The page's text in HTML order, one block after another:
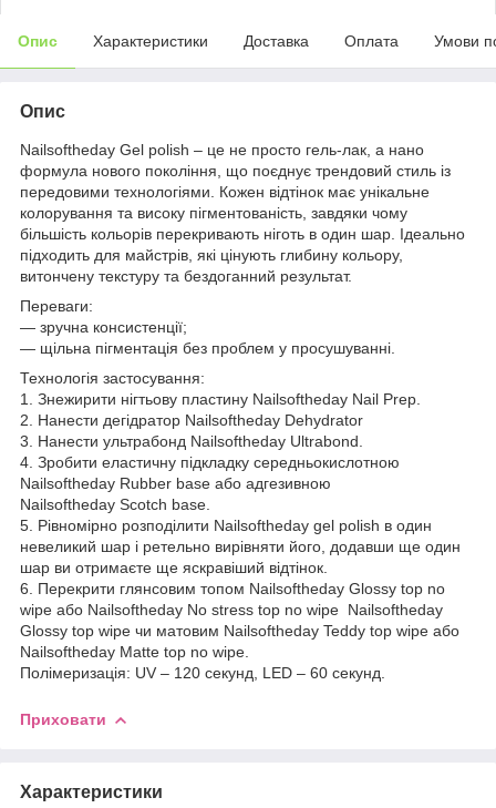
Опис Характеристики Доставка Оплата Умови
Опис
Nailsoftheday Gel polish – це не просто гель-лак, а нано
формула нового покоління, що поєднує трендовий стиль із
передовими технологіями. Кожен відтінок має унікальне
колорування та високу пігментованість, завдяки чому
більшість кольорів перекривають ніготь в один шар. Ідеально
підходить для майстрів, які цінують глибину кольору,
витончену текстуру та бездоганний результат.
Переваги:
— зручна консистенції;
— щільна пігментація без проблем у просушуванні.
Технологія застосування:
1. Знежирити нігтьову пластину Nailsoftheday Nail Prep.
2. Нанести дегідратор Nailsoftheday Dehydrator
3. Нанести ультрабонд Nailsoftheday Ultrabond.
4. Зробити еластичну підкладку середньокислотною
Nailsoftheday Rubber base або адгезивною
Nailsoftheday Scotch base.
5. Рівномірно розподілити Nailsoftheday gel polish в один
невеликий шар і ретельно вирівняти його, додавши ще один
шар ви отримаєте ще яскравіший відтінок.
6. Перекрити глянсовим топом Nailsoftheday Glossy top no
wipe або Nailsoftheday No stress top no wipe Nailsoftheday
Glossy top wipe чи матовим Nailsoftheday Teddy top wipe або
Nailsoftheday Matte top no wipe.
Полімеризація: UV – 120 секунд, LED – 60 секунд.
Приховати
Характеристики